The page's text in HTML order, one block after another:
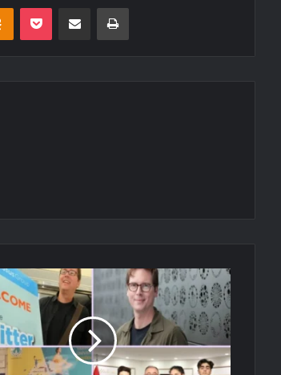
Odnoklassniki
Pocket E-Posta ile paylaş Yazdır